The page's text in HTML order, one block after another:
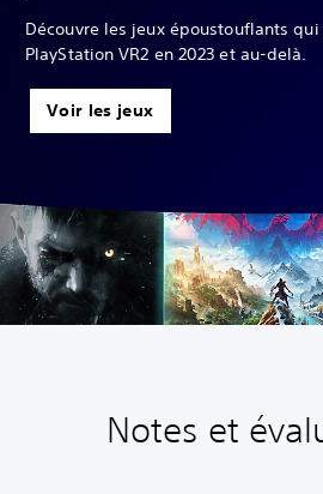
Découvre les jeux époustouflants
PlayStation VR2 en 2023 et au-delà.
Voir les jeux
Notes et